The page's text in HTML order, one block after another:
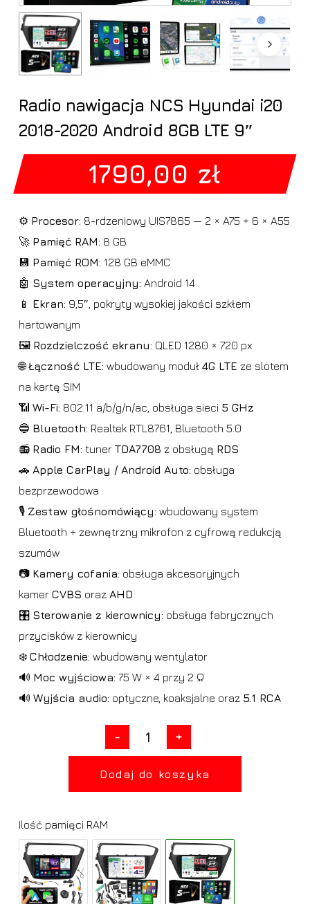
Radio nawigacja NCS Hyundai i20
2018-2020 Android 8GB LTE 9″
1790,00 zł
⚙️ Procesor: 8-rdzeniowy UIS7865 — 2 × A75 + 6 × A55
🚀 Pamięć RAM: 8 GB
💾 Pamięć ROM: 128 GB eMMC
🤖 System operacyjny: Android 14
📱 Ekran: 9,5″, pokryty wysokiej jakości szkłem
hartowanym
🖼️ Rozdzielczość ekranu: QLED 1280 × 720 px
🌐Łączność LTE: wbudowany moduł 4G LTE ze slotem
na kartę SIM
📶 Wi-Fi: 802.11 a/b/g/n/ac, obsługa sieci 5 GHz
🔵 Bluetooth: Realtek RTL8761, Bluetooth 5.0
📻 Radio FM: tuner TDA7708 z obsługą RDS
🚗 Apple CarPlay / Android Auto: obsługa
bezprzewodowa
🎙️ Zestaw głośnomówiący: wbudowany system
Bluetooth + zewnętrzny mikrofon z cyfrową redukcją
szumów
📷 Kamery cofania: obsługa akcesoryjnych
kamer CVBS oraz AHD
🎛️ Sterowanie z kierownicy: obsługa fabrycznych
przycisków z kierownicy
❄️ Chłodzenie: wbudowany wentylator
🔊 Moc wyjściowa: 75 W × 4 przy 2 Ω
🔊 Wyjścia audio: optyczne, koaksjalne oraz 5.1 RCA
Dodaj do koszyka
Ilość pamięci RAM